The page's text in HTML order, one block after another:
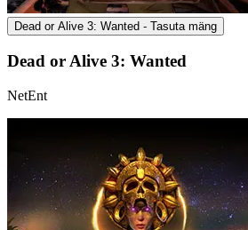
Dead or Alive 3: Wanted - Tasuta mäng
Dead or Alive 3: Wanted
NetEnt